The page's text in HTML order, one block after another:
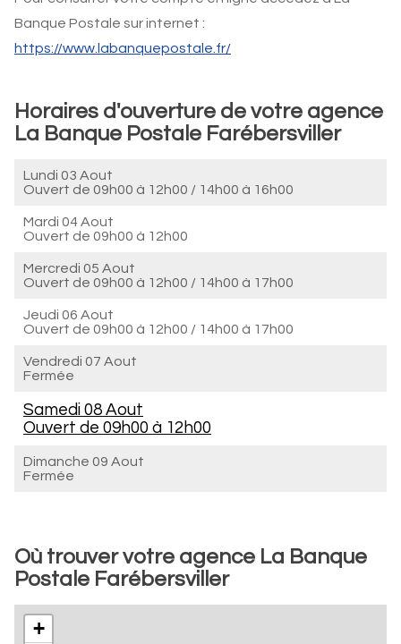
Banque Postale sur internet :
https://www.labanquepostale.fr/
Horaires d'ouverture de votre agence
La Banque Postale Farébersviller
Lundi 03 Aout
Ouvert de 09h00 à 12h00 / 14h00 à 16h00
Mardi 04 Aout
Ouvert de 09h00 à 12h00
Mercredi 05 Aout
Ouvert de 09h00 à 12h00 / 14h00 à 17h00
Jeudi 06 Aout
Ouvert de 09h00 à 12h00 / 14h00 à 17h00
Vendredi 07 Aout
Fermée
Samedi 08 Aout
Ouvert de 09h00 à 12h00
Dimanche 09 Aout
Fermée
Où trouver votre agence La Banque
Postale Farébersviller
+